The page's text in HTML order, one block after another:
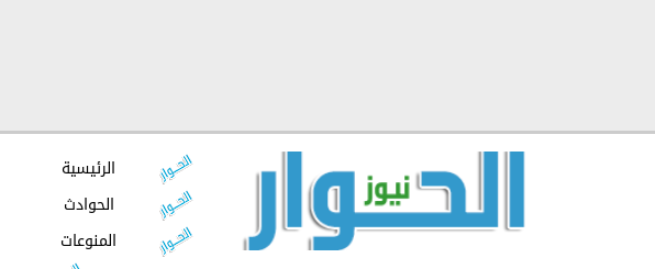
الرئيسية
الحوادث
المنوعات